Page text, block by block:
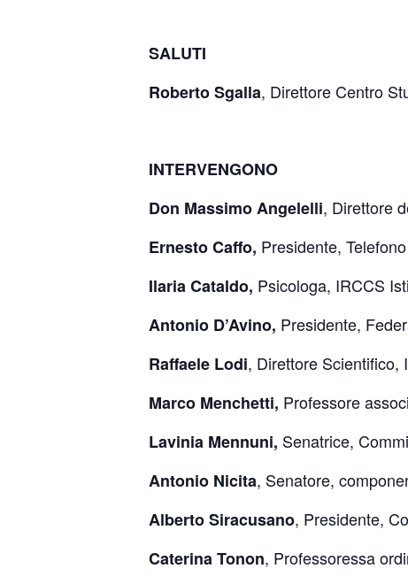
SALUTI
Roberto Sgalla, Direttore Centro
INTERVENGONO
Don Massimo Angelelli, Direttore
Ernesto Caffo, Presidente,
Ilaria Cataldo, Psicologa, IRCCS
Antonio D’Avino, Presidente,
Raffaele Lodi, Direttore Scientifico,
Marco Menchetti, Professore
Lavinia Mennuni, Senatrice,
Antonio Nicita, Senatore,
Alberto Siracusano, Presidente,
Caterina Tonon, Professoressa